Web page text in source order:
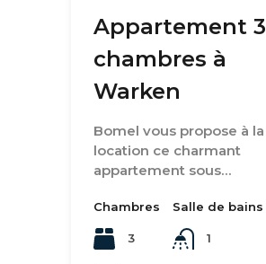
Appartement 3
chambres à
Warken
Bomel vous propose à la
location ce charmant
appartement sous…
Chambres
3
Salle de bains
1